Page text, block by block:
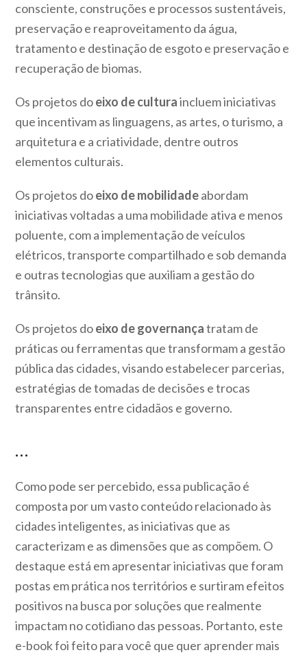
consciente, construções e processos sustentáveis,
preservação e reaproveitamento da água,
tratamento e destinação de esgoto e preservação e
recuperação de biomas.
Os projetos doeixo de culturaincluem iniciativas
que incentivam as linguagens, as artes, o turismo, a
arquitetura e a criatividade, dentre outros
elementos culturais.
Os projetos doeixo de mobilidadeabordam
iniciativas voltadas a uma mobilidade ativa e menos
poluente, com a implementação de veículos
elétricos, transporte compartilhado e sob demanda
e outras tecnologias que auxiliam a gestão do
trânsito.
Os projetos doeixo de governançatratam de
práticas ou ferramentas que transformam a gestão
pública das cidades, visando estabelecer parcerias,
estratégias de tomadas de decisões e trocas
transparentes entre cidadãos e governo.
…
Como pode ser percebido, essa publicação é
composta por um vasto conteúdo relacionado às
cidades inteligentes, as iniciativas que as
caracterizam e as dimensões que as compõem. O
destaque está em apresentar iniciativas que foram
postas em prática nos territórios e surtiram efeitos
positivos na busca por soluções que realmente
impactam no cotidiano das pessoas. Portanto, este
e-book foi feito para você que quer aprender mais